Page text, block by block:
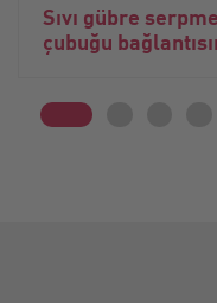
Sıvı gübre
çubuğu